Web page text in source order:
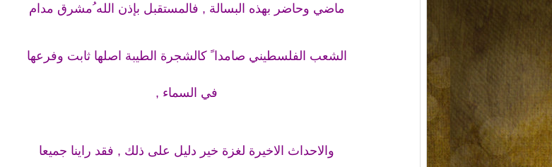
ماضي وحاضر بهذه البسالة , فالمستقبل بإذن الله ُمشرق مدام
الشعب الفلسطيني صامدا ً كالشجرة الطيبة اصلها ثابت وفرعها
في السماء ,
والاحداث الاخيرة لغزة خير دليل على ذلك , فقد راينا جميعا